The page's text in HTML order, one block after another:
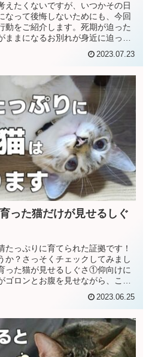
たくないですが、いつかその日
なって後悔しないためにも、今回
動をご紹介します。死期が迫った
まになるお別れが身近に迫って
2023.07.23
った猫だけが見せるしぐ
たっぷりに育てられた証拠です！
か？さっそくチェックしてみまし
った猫が見せるしぐさ①仰向けに
ゴロンとお腹を見せながら、こち
2023.06.25